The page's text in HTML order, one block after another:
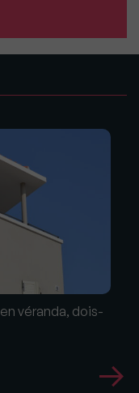
véranda, dois-